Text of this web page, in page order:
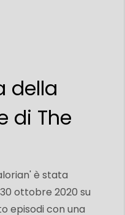
della
di The
è stata
ottobre 2020 su
episodi con una